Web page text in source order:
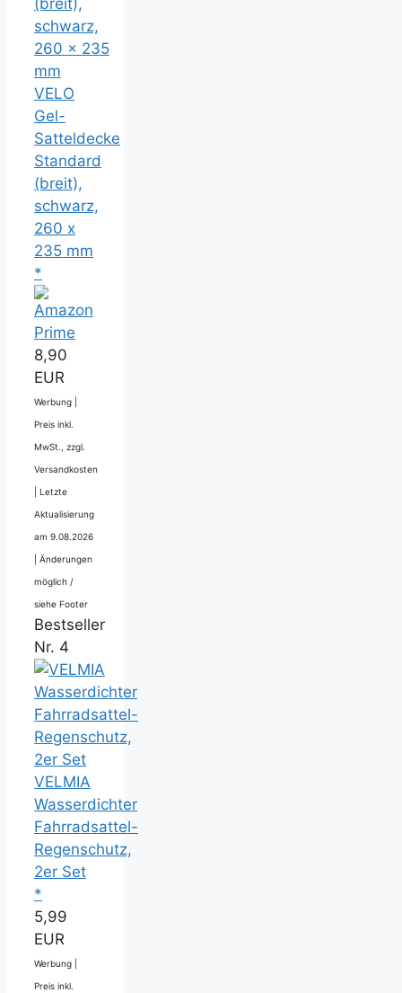
VELO
Gel-
Satteldecke
Standard
(breit),
schwarz,
260 x
235 mm
*
8,90
EUR
Werbung |
Preis inkl.
MwSt., zzgl.
Versandkosten
Letzte
Aktualisierung
am 9.08.2026
Änderungen
möglich /
siehe Footer
Bestseller
Nr. 4
VELMIA
Wasserdichter
Fahrradsattel-
Regenschutz,
2er Set
*
5,99
EUR
Werbung |
Preis inkl.